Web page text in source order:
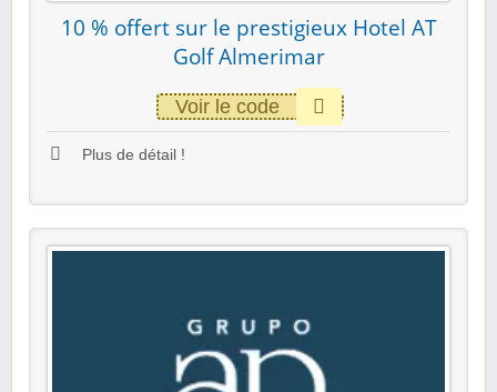
10 % offert sur le prestigieux Hotel AT
Golf Almerimar
Voir le code
Plus de détail !